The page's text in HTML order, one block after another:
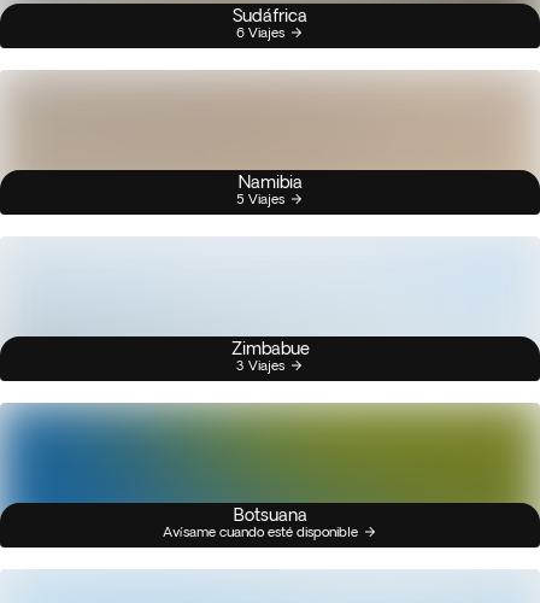
Sudáfrica
6 Viajes
Namibia
5 Viajes
Zimbabue
3 Viajes
Botsuana
Avísame cuando esté disponible